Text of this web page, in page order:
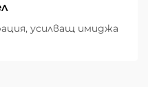
усилващ имиджа